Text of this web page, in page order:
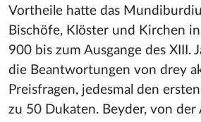
Vortheile hatte das
Bischöfe, Klöster und Kirchen
900 bis zum Ausgange des XIII.
die Beantwortungen von drey
Preisfragen, jedesmal den
zu 50 Dukaten. Beyder, von der